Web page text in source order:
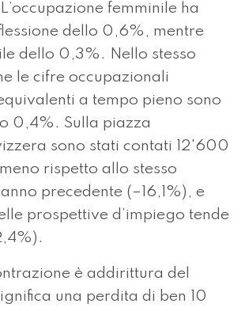
femminile ha
dello 0,6%, mentre
dello 0,3%. Nello stesso
le cifre occupazionali
a tempo pieno sono
0,4%. Sulla piazza
sono stati contati 12'600
rispetto allo stesso
precedente (–16,1%), e
prospettive d’impiego tende
è addirittura del
una perdita di ben 10